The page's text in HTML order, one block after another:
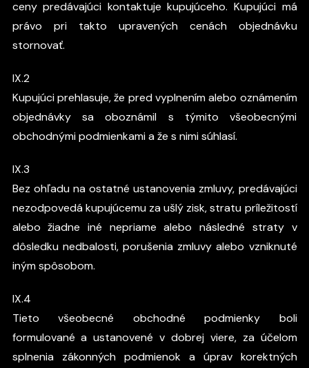
ceny predávajúci kontaktuje kupujúceho. Kupujúci má
právo pri takto upravených cenách objednávku
stornovať.
IX.2
Kupujúci prehlasuje, že pred vyplnením alebo oznámením
objednávky sa oboznámil s týmito všeobecnými
obchodnými podmienkami a že s nimi súhlasí.
IX.3
Bez ohľadu na ostatné ustanovenia zmluvy, predávajúci
nezodpovedá kupujúcemu za ušlý zisk, stratu príležitostí
alebo žiadne iné nepriame alebo následné straty v
dôsledku nedbalosti, porušenia zmluvy alebo vzniknuté
iným spôsobom.
IX.4
Tieto všeobecné obchodné podmienky boli
formulované a ustanovené v dobrej viere, za účelom
splnenia zákonných podmienok a úprav korektných